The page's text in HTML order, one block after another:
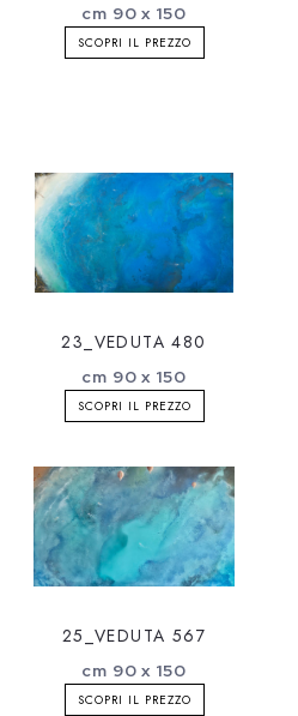
cm 90 x 150
SCOPRI IL PREZZO
23_VEDUTA 480
cm 90 x 150
SCOPRI IL PREZZO
25_VEDUTA 567
cm 90 x 150
SCOPRI IL PREZZO